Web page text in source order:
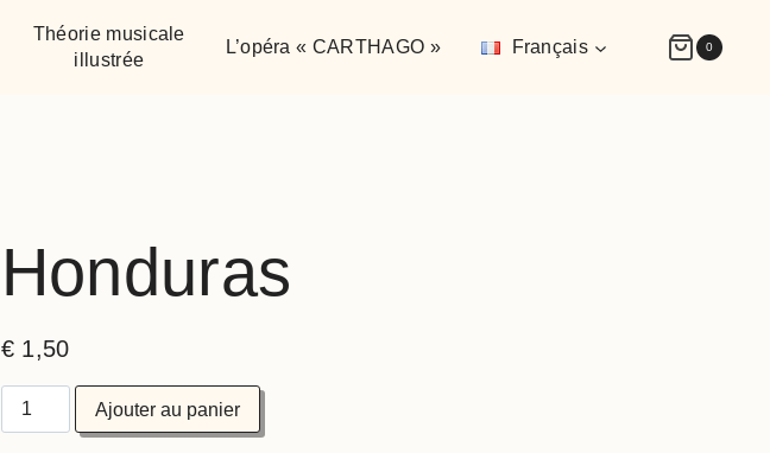
Théorie musicale
illustrée
L’opéra « CARTHAGO » Français 0
Honduras
€ 1,50
Ajouter au panier